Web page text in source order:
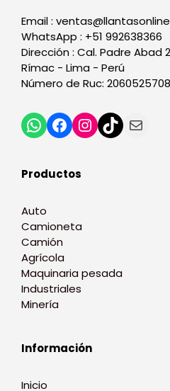
Email :
WhatsApp : +51 992638366
Dirección : Cal. Padre Abad
Rímac - Lima - Perú
Número de Ruc:
Productos
Auto
Camioneta
Camión
Agrícola
Maquinaria pesada
Industriales
Minería
Información
Inicio